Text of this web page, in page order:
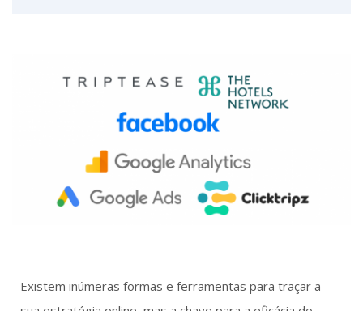
Existem inúmeras formas e ferramentas para traçar a